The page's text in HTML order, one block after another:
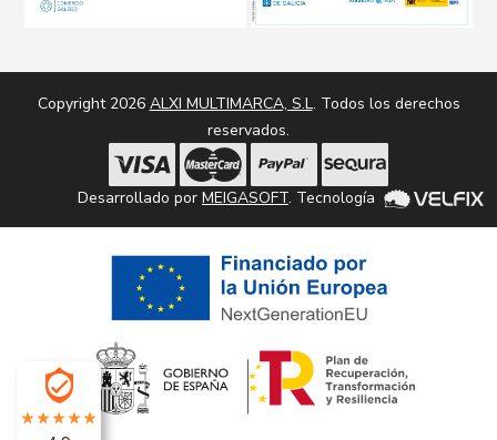
Copyright 2026 ALXI MULTIMARCA, S.L. Todos los derechos
reservados.
Desarrollado por MEIGASOFT. Tecnología